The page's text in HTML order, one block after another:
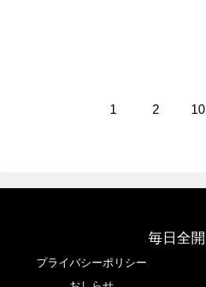
1 2 10
毎日全開
プライバシーポリシー